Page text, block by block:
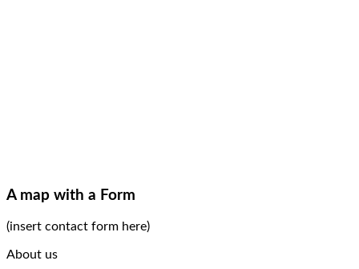
A map with a Form
(insert contact form here)
About us